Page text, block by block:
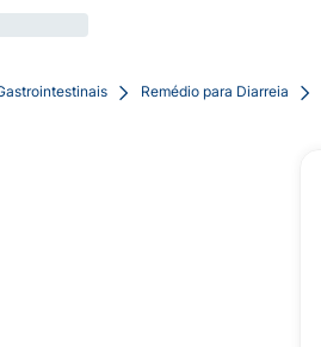
Remédio para Diarreia